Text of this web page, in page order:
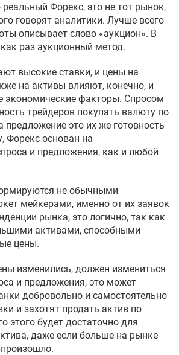
Форекс, это не тот рынок,
говорят аналитики. Лучше всего
описывает слово «аукцион». В
раз аукционный метод.
высокие ставки, и цены на
на активы влияют, конечно, и
экономические факторы. Спросом
трейдеров покупать валюту по
предложение это их же готовность
Форекс основан на
и предложения, как и любой
не обычными
мейкерами, именно от их заявок
рынка, это логично, так как
активами, способными
цены.
изменились, должен измениться
и предложения, это может
добровольно и самостоятельно
и захотят продать актив по
этого будет достаточно для
даже если больше на рынке